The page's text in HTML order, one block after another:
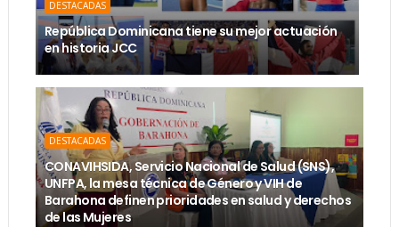
DESTACADAS
República Dominicana tiene su mejor actuación
en historia JCC
DESTACADAS
CONAVIHSIDA, Servicio Nacional de Salud (SNS),
UNFPA, la mesa técnica de Género y VIH de
Barahona definen prioridades en salud y derechos
de las Mujeres